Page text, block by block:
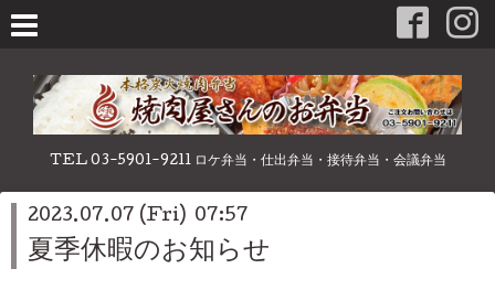
TEL 03-5901-9211 ロケ弁当・仕出弁当・接待弁当・会議弁当
2023.07.07 (Fri) 07:57
夏季休暇のお知らせ